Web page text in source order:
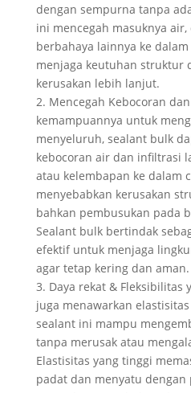
dengan sempurna tanpa
ini mencegah masuknya
berbahaya lainnya ke
menjaga keutuhan struktur
kerusakan lebih lanjut.
2. Mencegah Kebocoran
kemampuannya untuk
menyeluruh, sealant bulk
kebocoran air dan infiltrasi
atau kelembapan ke dalam
menyebabkan kerusakan
bahkan pembusukan pada
Sealant bulk bertindak
efektif untuk menjaga
agar tetap kering dan aman.
3. Daya rekat & Fleksibilitas
juga menawarkan
sealant ini mampu
tanpa merusak atau
Elastisitas yang tinggi
padat dan menyatu dengan